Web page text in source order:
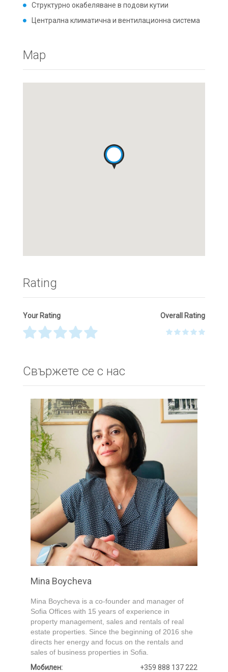
Структурно окабеляване в подови кутии
Централна климатична и вентилационна система
Map
Rating
Your Rating Overall Rating
Your Name*
Your Email*
Your Message
Submit
Свържете се с нас
Mina Boycheva
Mina Boycheva is a co-founder and manager of
Sofia Offices with 15 years of experience in
property management, sales and rentals of real
estate properties. Since the beginning of 2016 she
directs her energy and focus on the rentals and
sales of business properties in Sofia.
Мобилен:
+359 888 137 222